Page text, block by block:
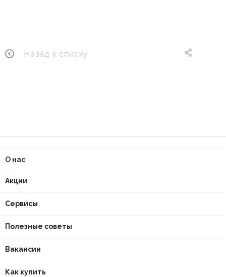
Назад к списку
О нас
Акции
Сервисы
Полезные советы
Вакансии
Как купить